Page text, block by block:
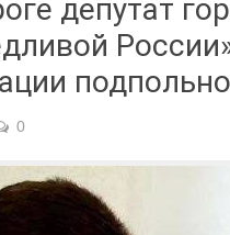
Таганрога открылась
в ночном
депутат
0